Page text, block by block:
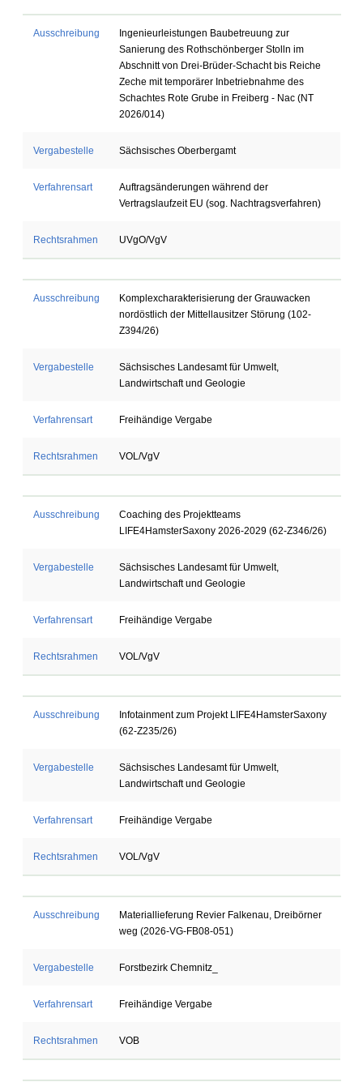
Ausschreibung
Ingenieurleistungen Baubetreuung zur
Sanierung des Rothschönberger Stolln im
Abschnitt von Drei-Brüder-Schacht bis Reiche
Zeche mit temporärer Inbetriebnahme des
Schachtes Rote Grube in Freiberg - Nac (NT
2026/014)
Vergabestelle Sächsisches Oberbergamt
Verfahrensart
Auftragsänderungen während der
Vertragslaufzeit EU (sog. Nachtragsverfahren)
Rechtsrahmen UVgO/VgV
Ausschreibung
Komplexcharakterisierung der Grauwacken
nordöstlich der Mittellausitzer Störung (102-
Z394/26)
Vergabestelle
Sächsisches Landesamt für Umwelt,
Landwirtschaft und Geologie
Verfahrensart Freihändige Vergabe
Rechtsrahmen VOL/VgV
Ausschreibung
Coaching des Projektteams
LIFE4HamsterSaxony 2026-2029 (62-Z346/26)
Vergabestelle
Sächsisches Landesamt für Umwelt,
Landwirtschaft und Geologie
Verfahrensart Freihändige Vergabe
Rechtsrahmen VOL/VgV
Ausschreibung
Infotainment zum Projekt LIFE4HamsterSaxony
(62-Z235/26)
Vergabestelle
Sächsisches Landesamt für Umwelt,
Landwirtschaft und Geologie
Verfahrensart Freihändige Vergabe
Rechtsrahmen VOL/VgV
Ausschreibung
Materiallieferung Revier Falkenau, Dreibörner
weg (2026-VG-FB08-051)
Vergabestelle Forstbezirk Chemnitz_
Verfahrensart Freihändige Vergabe
Rechtsrahmen VOB